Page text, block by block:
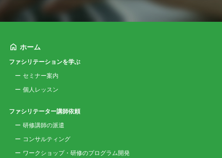
ホーム
ファシリテーションを学ぶ
セミナー案内
個人レッスン
ファシリテーター講師依頼
研修講師の派遣
コンサルティング
ワークショップ・研修のプログラム開発